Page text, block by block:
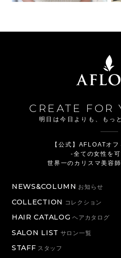
CREATE FOR
明日は今日よりも、もっ
【公式】AFLOATオ
-全ての女性を
世界一のカリスマ美容
NEWS&COLUMN お知らせ
COLLECTION コレクション
HAIR CATALOG ヘアカタログ
SALON LIST サロン一覧
STAFF スタッフ